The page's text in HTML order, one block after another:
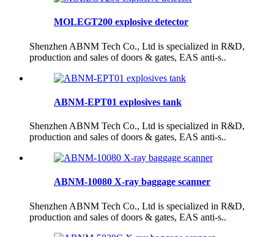
MOLEGT200 explosive detector
Shenzhen ABNM Tech Co., Ltd is specialized in R&D,
production and sales of doors & gates, EAS anti-s..
ABNM-EPT01 explosives tank
Shenzhen ABNM Tech Co., Ltd is specialized in R&D,
production and sales of doors & gates, EAS anti-s..
ABNM-10080 X-ray baggage scanner
Shenzhen ABNM Tech Co., Ltd is specialized in R&D,
production and sales of doors & gates, EAS anti-s..